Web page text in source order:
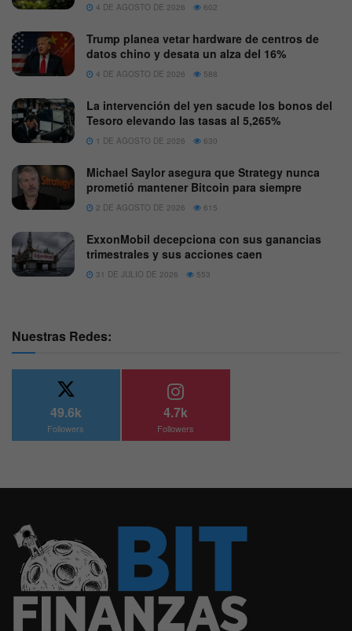
4 DE AGOSTO DE 2026 602
Trump planea vetar hardware de centros de
datos chino y desata un alza del 16%
4 DE AGOSTO DE 2026 588
La intervención del yen sacude los bonos del
Tesoro elevando las tasas al 5,265%
1 DE AGOSTO DE 2026 630
Michael Saylor asegura que Strategy nunca
prometió mantener Bitcoin para siempre
2 DE AGOSTO DE 2026 615
ExxonMobil decepciona con sus ganancias
trimestrales y sus acciones caen
31 DE JULIO DE 2026 553
Nuestras Redes:
49.6k
Followers
4.7k
Followers